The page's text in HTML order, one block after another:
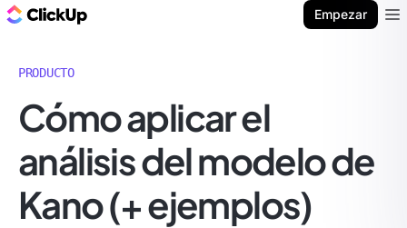
Empezar
PRODUCTO
Cómo aplicar el
análisis del modelo de
Kano (+ ejemplos)